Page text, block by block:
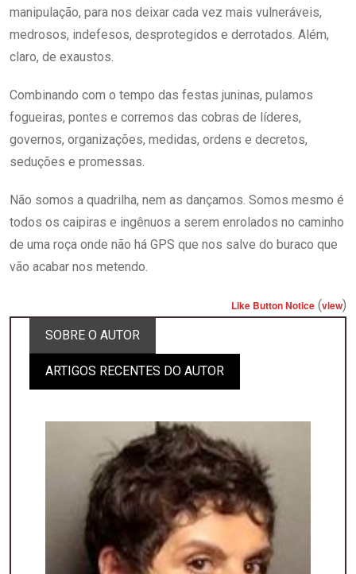
manipulação, para nos deixar cada vez mais vulneráveis,
medrosos, indefesos, desprotegidos e derrotados. Além,
claro, de exaustos.
Combinando com o tempo das festas juninas, pulamos
fogueiras, pontes e corremos das cobras de líderes,
governos, organizações, medidas, ordens e decretos,
seduções e promessas.
Não somos a quadrilha, nem as dançamos. Somos mesmo é
todos os caipiras e ingênuos a serem enrolados no caminho
de uma roça onde não há GPS que nos salve do buraco que
vão acabar nos metendo.
Like Button Notice (view)
SOBRE O AUTOR
ARTIGOS RECENTES DO AUTOR